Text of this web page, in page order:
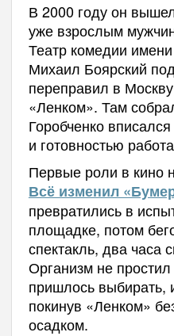
В 2000 году он
уже взрослым
Театр комедии
Михаил Боярский
переправил в
«Ленком». Там
Горобченко
и готовностью
Первые роли в кино
Всё изменил
превратились в
площадке, потом
спектакль, два часа
Организм не
пришлось выбирать,
покинув «Ленком»
осадком.